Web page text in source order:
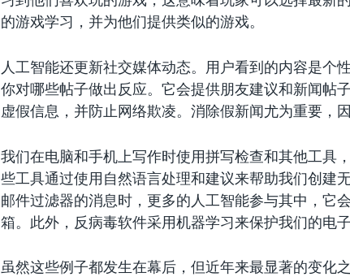
的游戏学习，并为他们提供类似的游戏。
人工智能还更新社交媒体动态。用户看到的内容是个
你对哪些帖子做出反应。它会提供朋友建议和新闻帖
虚假信息，并防止网络欺凌。消除假新闻尤为重要，
我们在电脑和手机上写作时使用拼写检查和其他工具
些工具通过使用自然语言处理和建议来帮助我们创建
邮件过滤器的消息时，更多的人工智能参与其中，它
箱。此外，反病毒软件采用机器学习来保护我们的电
虽然这些例子都发生在幕后，但近年来最显著的变化